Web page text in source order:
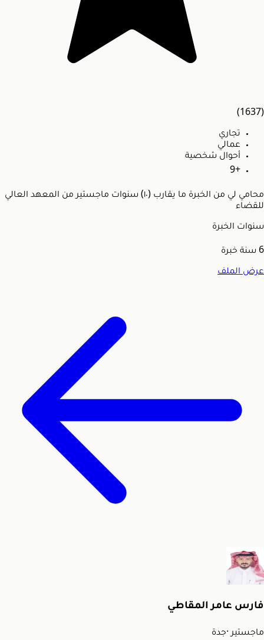
(1637)
تجاري
عمالي
أحوال شخصية
+9
محامي لي من الخبرة ما يقارب (١٠) سنوات ماجستير من المعهد العالي
للقضاء
سنوات الخبرة
6 سنة خبرة
عرض الملف
فارس عامر المقاطي
ماجستير·جدة